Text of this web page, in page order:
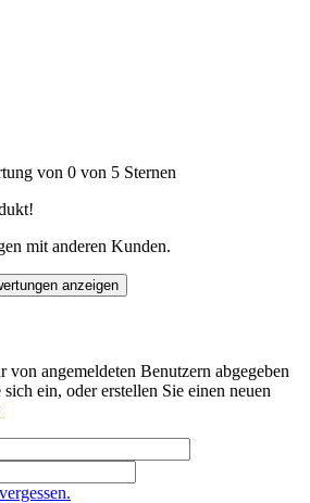
von 0 von 5 Sternen
mit anderen Kunden.
anzeigen
angemeldeten Benutzern abgegeben
ein, oder erstellen Sie einen neuen